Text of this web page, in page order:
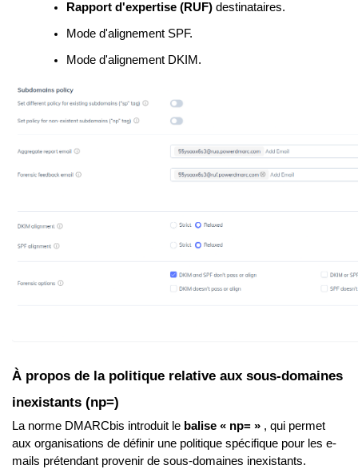
Rapport d'expertise (RUF) destinataires.
Mode d'alignement SPF.
Mode d'alignement DKIM.
À propos de la politique relative aux sous-domaines
inexistants (np=)
La norme DMARCbis introduit le balise « np= » , qui permet
aux organisations de définir une politique spécifique pour les e-
mails prétendant provenir de sous-domaines inexistants.